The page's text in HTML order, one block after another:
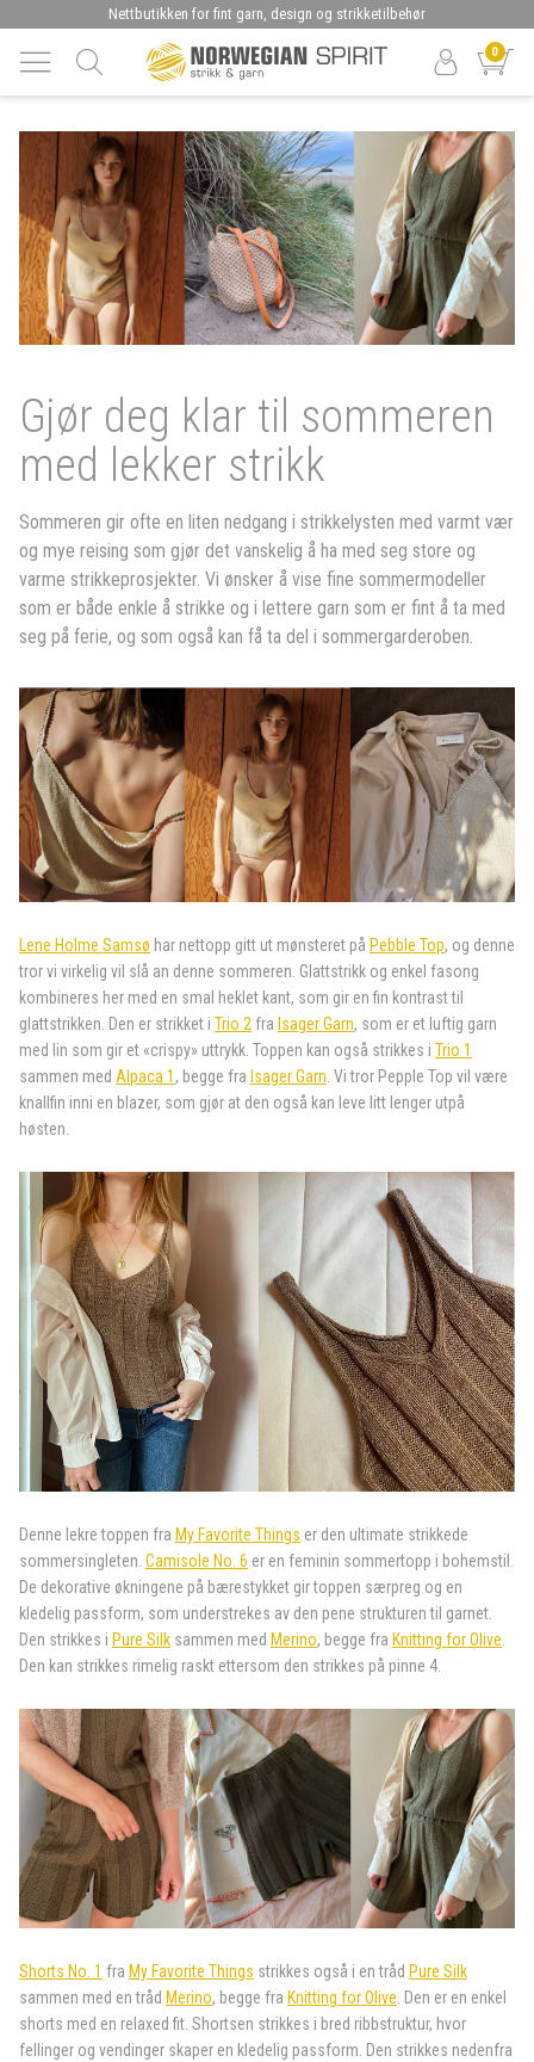
Nettbutikken for fint garn, design og strikketilbehør
0
Gjør deg klar til sommeren
med lekker strikk
Sommeren gir ofte en liten nedgang i strikkelysten med varmt vær
og mye reising som gjør det vanskelig å ha med seg store og
varme strikkeprosjekter. Vi ønsker å vise fine sommermodeller
som er både enkle å strikke og i lettere garn som er fint å ta med
seg på ferie, og som også kan få ta del i sommergarderoben.
Lene Holme Samsø har nettopp gitt ut mønsteret på Pebble Top, og denne
tror vi virkelig vil slå an denne sommeren. Glattstrikk og enkel fasong
kombineres her med en smal heklet kant, som gir en fin kontrast til
glattstrikken. Den er strikket i Trio 2 fra Isager Garn, som er et luftig garn
med lin som gir et «crispy» uttrykk. Toppen kan også strikkes i Trio 1
sammen med Alpaca 1 , begge fra Isager Garn . Vi tror Pepple Top vil være
knallfin inni en blazer, som gjør at den også kan leve litt lenger utpå
høsten.
Denne lekre toppen fra My Favorite Things er den ultimate strikkede
sommersingleten. Camisole No. 6 er en feminin sommertopp i bohemstil.
De dekorative økningene på bærestykket gir toppen særpreg og en
kledelig passform, som understrekes av den pene strukturen til garnet.
Den strikkes i Pure Silk sammen med Merino, begge fra Knitting for Olive
Den kan strikkes rimelig raskt ettersom den strikkes på pinne 4.
Shorts No. 1 fra My Favorite Things strikkes også i en tråd Pure Silk
sammen med en tråd Merino, begge fra Knitting for Olive . Den er en enkel
shorts med en relaxed fit. Shortsen strikkes i bred ribbstruktur, hvor
fellinger og vendinger skaper en kledelig passform. Den strikkes nedenfra